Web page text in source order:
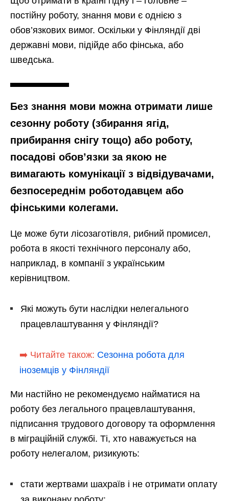
постійну роботу, знання мови є однією з
обов’язкових вимог. Оскільки у Фінляндії дві
державні мови, підійде або фінська, або
шведська.
Без знання мови можна отримати лише
сезонну роботу (збирання ягід,
прибирання снігу тощо) або роботу,
посадові обов’язки за якою не
вимагають комунікації з відвідувачами,
безпосереднім роботодавцем або
фінськими колегами.
Це може бути лісозаготівля, рибний промисел,
робота в якості технічного персоналу або,
наприклад, в компанії з українським
керівництвом.
Які можуть бути наслідки нелегального
працевлаштування у Фінляндії?
➡️ Читайте також: Сезонна робота для
іноземців у Фінляндії
Ми настійно не рекомендуємо найматися на
роботу без легального працевлаштування,
підписання трудового договору та оформлення
в міграційній службі. Ті, хто наважується на
роботу нелегалом, ризикують:
стати жертвами шахраїв і не отримати оплату